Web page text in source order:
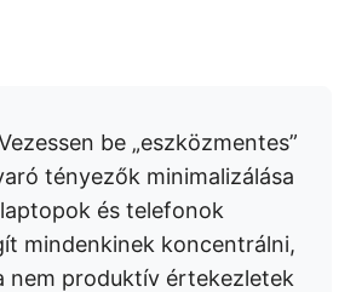
be „eszközmentes”
tényezők minimalizálása
és telefonok
mindenkinek koncentrálni,
nem produktív értekezletek